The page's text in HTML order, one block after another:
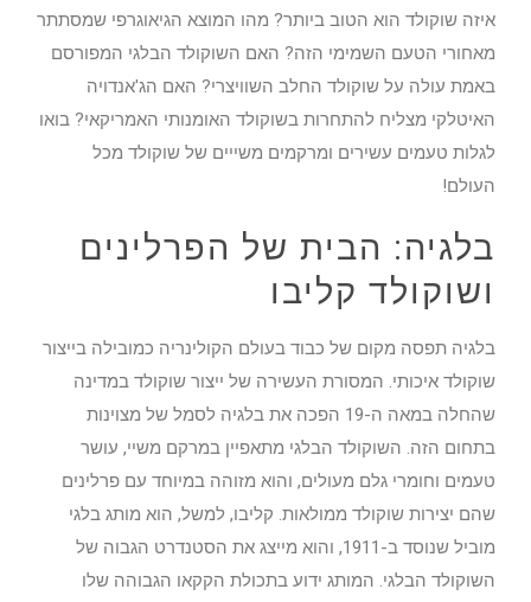
איזה שוקולד הוא הטוב ביותר? מהו המוצא הגיאוגרפי שמסתתר
מאחורי הטעם השמימי הזה? האם השוקולד הבלגי המפורסם
באמת עולה על שוקולד החלב השוויצרי? האם הג'אנדויה
האיטלקי מצליח להתחרות בשוקולד האומנותי האמריקאי? בואו
לגלות טעמים עשירים ומרקמים משייים של שוקולד מכל
העולם!
בלגיה: הבית של הפרלינים
ושוקולד קליבו
בלגיה תפסה מקום של כבוד בעולם הקולינריה כמובילה בייצור
שוקולד איכותי. המסורת העשירה של ייצור שוקולד במדינה
שהחלה במאה ה-19 הפכה את בלגיה לסמל של מצוינות
בתחום הזה. השוקולד הבלגי מתאפיין במרקם משיי, עושר
טעמים וחומרי גלם מעולים, והוא מזוהה במיוחד עם פרלינים
שהם יצירות שוקולד ממולאות. קליבו, למשל, הוא מותג בלגי
מוביל שנוסד ב-1911, והוא מייצג את הסטנדרט הגבוה של
השוקולד הבלגי. המותג ידוע בתכולת הקקאו הגבוהה שלו